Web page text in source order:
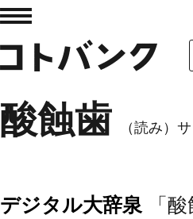
酸蝕歯 （読み）
デジタル大辞泉 「